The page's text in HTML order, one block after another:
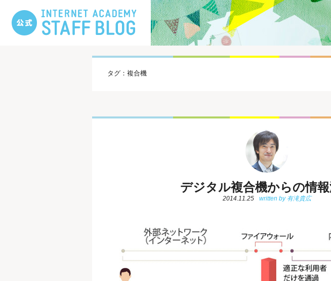
タグ：複合機
デジタル複合機からの情
2014.11.25